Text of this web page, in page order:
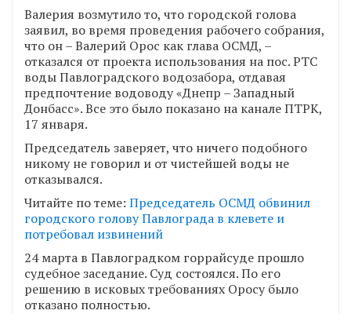
Валерия возмутило то, что городской голова
заявил, во время проведения рабочего собрания,
что он – Валерий Орос как глава ОСМД, –
отказался от проекта использования на пос. РТС
воды Павлоградского водозабора, отдавая
предпочтение водоводу «Днепр – Западный
Донбасс». Все это было показано на канале ПТРК,
17 января.
Председатель заверяет, что ничего подобного
никому не говорил и от чистейшей воды не
отказывался.
Читайте по теме: Председатель ОСМД обвинил
городского голову Павлограда в клевете и
потребовал извинений
24 марта в Павлоградком горрайсуде прошло
судебное заседание. Суд состоялся. По его
решению в исковых требованиях Оросу было
отказано полностью.